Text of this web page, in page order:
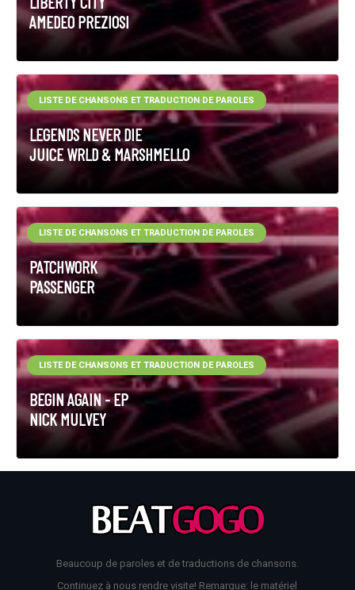
AMEDEO PREZIOSI
LEGENDS NEVER DIE
JUICE WRLD & MARSHMELLO
LISTE DE CHANSONS ET TRADUCTION DE PAROLES
PATCHWORK
PASSENGER
LISTE DE CHANSONS ET TRADUCTION DE PAROLES
BEGIN AGAIN - EP
NICK MULVEY
LISTE DE CHANSONS ET TRADUCTION DE PAROLES
Beaucoup de paroles et de traductions de chansons.
Continuez à nous rendre visite! Remarque: le matériel